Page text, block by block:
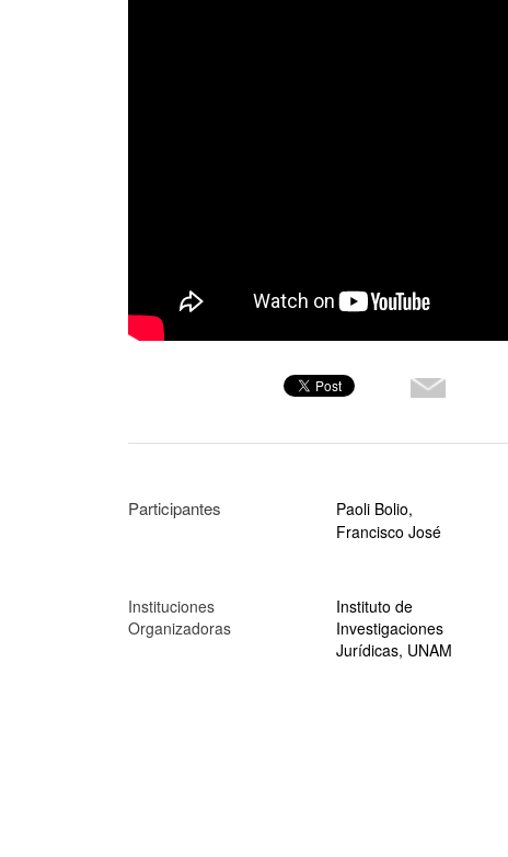
Participantes
Paoli Bolio,
Francisco José
Instituciones
Organizadoras
Instituto de
Investigaciones
Jurídicas, UNAM